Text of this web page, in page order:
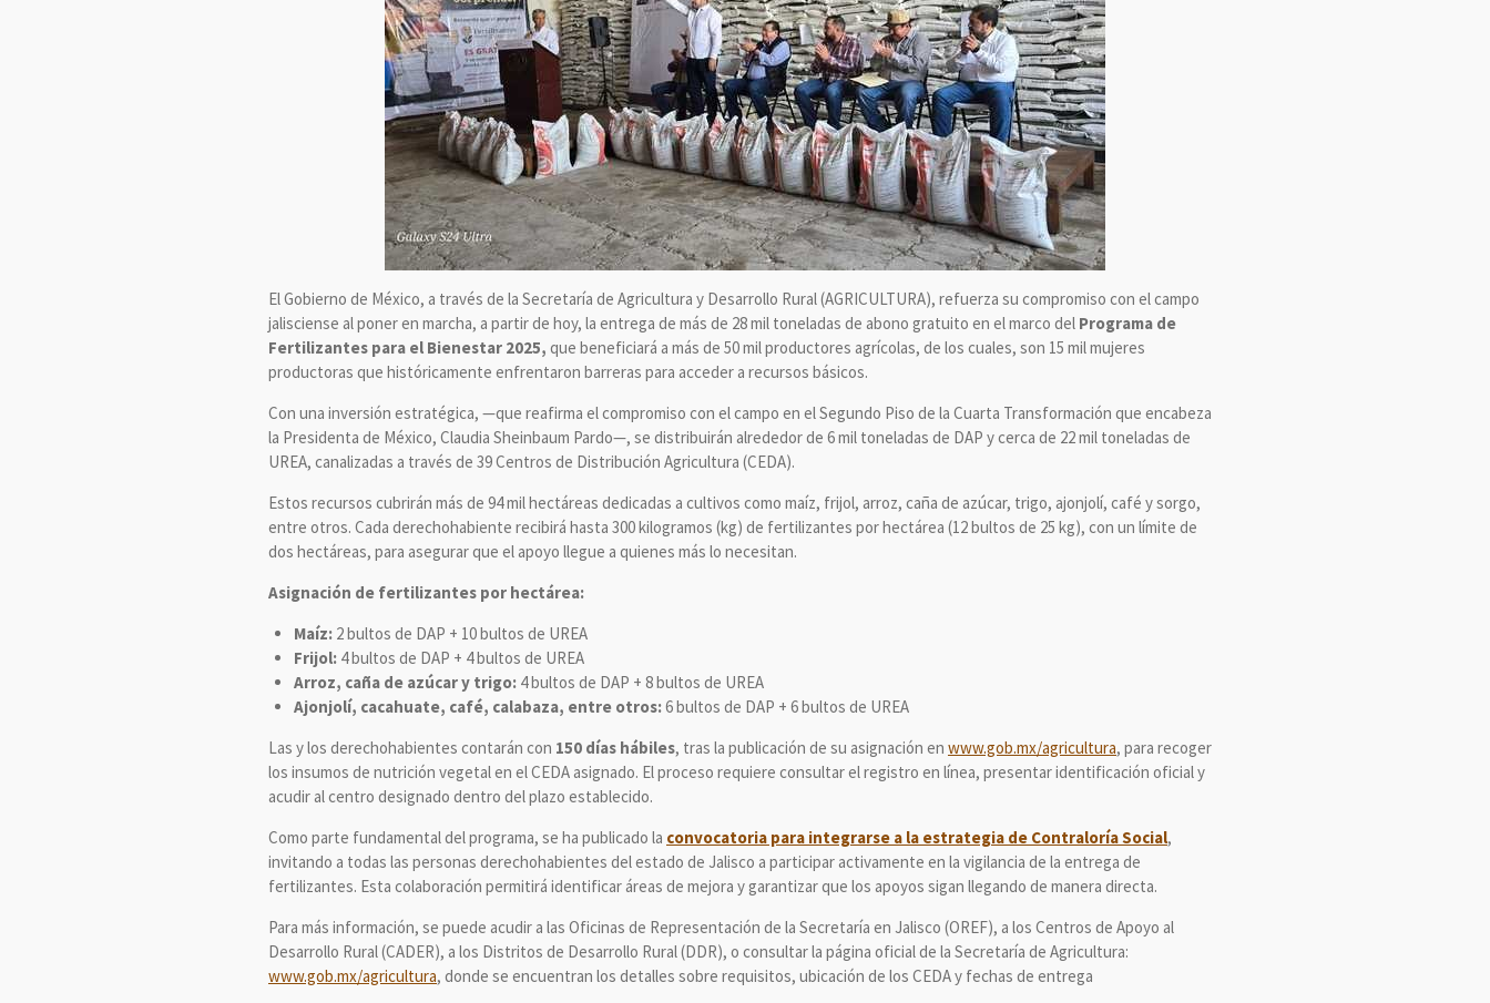
El Gobierno de México, a través de la Secretaría de Agricultura y Desarrollo Rural (AGRICULTURA), refuerza su compromiso con el campo
jalisciense al poner en marcha, a partir de hoy, la entrega de más de 28 mil toneladas de abono gratuito en el marco del Programa de
Fertilizantes para el Bienestar 2025, que beneficiará a más de 50 mil productores agrícolas, de los cuales, son 15 mil mujeres
productoras que históricamente enfrentaron barreras para acceder a recursos básicos.
Con una inversión estratégica, —que reafirma el compromiso con el campo en el Segundo Piso de la Cuarta Transformación que encabeza
la Presidenta de México, Claudia Sheinbaum Pardo—, se distribuirán alrededor de 6 mil toneladas de DAP y cerca de 22 mil toneladas de
UREA, canalizadas a través de 39 Centros de Distribución Agricultura (CEDA).
Estos recursos cubrirán más de 94 mil hectáreas dedicadas a cultivos como maíz, frijol, arroz, caña de azúcar, trigo, ajonjolí, café y sorgo,
entre otros. Cada derechohabiente recibirá hasta 300 kilogramos (kg) de fertilizantes por hectárea (12 bultos de 25 kg), con un límite de
dos hectáreas, para asegurar que el apoyo llegue a quienes más lo necesitan.
Asignación de fertilizantes por hectárea:
Maíz:2 bultos de DAP + 10 bultos de UREA
Frijol:4 bultos de DAP + 4 bultos de UREA
Arroz, caña de azúcar y trigo:4 bultos de DAP + 8 bultos de UREA
Ajonjolí, cacahuate, café, calabaza, entre otros:6 bultos de DAP + 6 bultos de UREA
Las y los derechohabientes contarán con 150 días hábiles, tras la publicación de su asignación en www.gob.mx/agricultura, para recoger
los insumos de nutrición vegetal en el CEDA asignado. El proceso requiere consultar el registro en línea, presentar identificación oficial y
acudir al centro designado dentro del plazo establecido.
Como parte fundamental del programa, se ha publicado la convocatoria para integrarse a la estrategia de Contraloría Social,
invitando a todas las personas derechohabientes del estado de Jalisco a participar activamente en la vigilancia de la entrega de
fertilizantes. Esta colaboración permitirá identificar áreas de mejora y garantizar que los apoyos sigan llegando de manera directa.
Para más información, se puede acudir a las Oficinas de Representación de la Secretaría en Jalisco (OREF), a los Centros de Apoyo al
Desarrollo Rural (CADER), a los Distritos de Desarrollo Rural (DDR), o consultar la página oficial de la Secretaría de Agricultura:
www.gob.mx/agricultura, donde se encuentran los detalles sobre requisitos, ubicación de los CEDA y fechas de entrega